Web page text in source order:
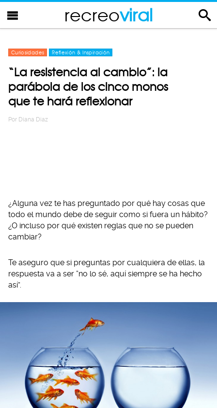
recreoviral
Curiosidades Reflexión & Inspiración
“La resistencia al cambio”: la
parábola de los cinco monos
que te hará reflexionar
Por Diana Diaz
¿Alguna vez te has preguntado por qué hay cosas que
todo el mundo debe de seguir como si fuera un hábito?
¿O incluso por qué existen reglas que no se pueden
cambiar?
Te aseguro que si preguntas por cualquiera de ellas, la
respuesta va a ser “no lo sé, aquí siempre se ha hecho
así”.